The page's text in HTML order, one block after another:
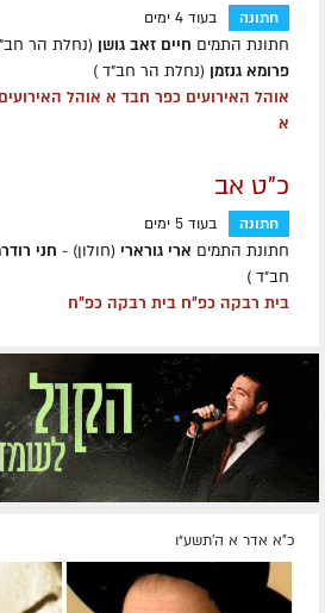
חתונה בעוד 4 ימים
חתונת התמים חיים זאב גושן (נחלת הר
פרומא גנזמן (נחלת הר חב"ד )
אוהל האירועים כפר חבד א אוהל
א
כ"ט אב
חתונה בעוד 5 ימים
חתונת התמים ארי גורארי (חולון) - חני
חב״ד )
בית רבקה כפ״ח בית רבקה כפ״ח
כ"א אדר א ה׳תשע״ו